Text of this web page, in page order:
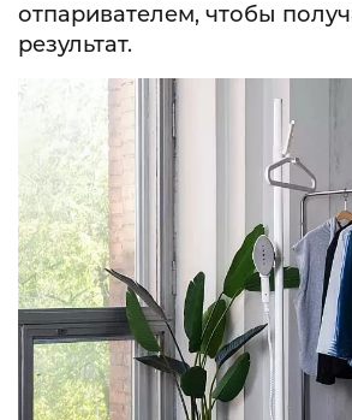
отпаривателем, чтобы
результат.